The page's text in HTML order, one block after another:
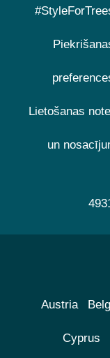
Lietošanas
un
Austria
Cyprus